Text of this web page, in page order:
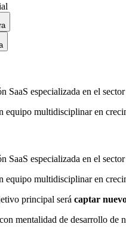
SaaS especializada en el
equipo multidisciplinar en
SaaS especializada en el
equipo multidisciplinar en
principal será captar
mentalidad de desarrollo de